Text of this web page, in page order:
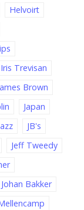
Helvoirt
Iris Trevisan
Brown
Japan
JB's
Jeff Tweedy
Johan Bakker